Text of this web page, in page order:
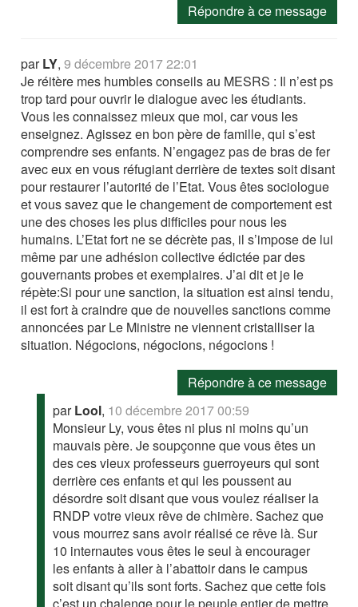
Répondre à ce message
parLY,9 décembre 2017 22:01
Je réitère mes humbles conseils au MESRS : Il n’est ps
trop tard pour ouvrir le dialogue avec les étudiants.
Vous les connaissez mieux que moi, car vous les
enseignez. Agissez en bon père de famille, qui s’est
comprendre ses enfants. N’engagez pas de bras de fer
avec eux en vous réfugiant derrière de textes soit disant
pour restaurer l’autorité de l’Etat. Vous êtes sociologue
et vous savez que le changement de comportement est
une des choses les plus difficiles pour nous les
humains. L’Etat fort ne se décrète pas, il s’impose de lui
même par une adhésion collective édictée par des
gouvernants probes et exemplaires. J’ai dit et je le
répète:Si pour une sanction, la situation est ainsi tendu,
il est fort à craindre que de nouvelles sanctions comme
annoncées par Le Ministre ne viennent cristalliser la
situation. Négocions, négocions, négocions !
Répondre à ce message
parLool, 10 décembre 2017 00:59
Monsieur Ly, vous êtes ni plus ni moins qu’un
mauvais père. Je soupçonne que vous êtes un
des ces vieux professeurs guerroyeurs qui sont
derrière ces enfants et qui les poussent au
désordre soit disant que vous voulez réaliser la
RNDP votre vieux rêve de chimère. Sachez que
vous mourrez sans avoir réalisé ce rêve là. Sur
10 internautes vous êtes le seul à encourager
les enfants à aller à l’abattoir dans le campus
soit disant qu’ils sont forts. Sachez que cette fois
c’est un chalenge pour le peuple entier de mettre